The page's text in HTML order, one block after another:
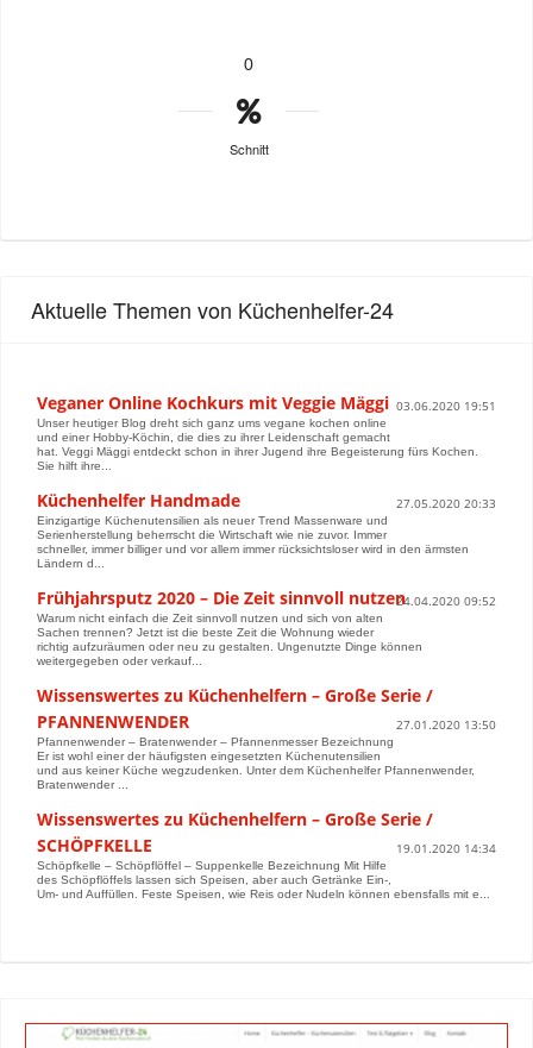
0
Schnitt
Aktuelle Themen von Küchenhelfer-24
Veganer Online Kochkurs mit Veggie Mäggi 03.06.2020 19:51
Unser heutiger Blog dreht sich ganz ums vegane kochen online
und einer Hobby-Köchin, die dies zu ihrer Leidenschaft gemacht
hat. Veggi Mäggi entdeckt schon in ihrer Jugend ihre Begeisterung fürs Kochen.
Sie hilft ihre...
Küchenhelfer Handmade 27.05.2020 20:33
Einzigartige Küchenutensilien als neuer Trend Massenware und
Serienherstellung beherrscht die Wirtschaft wie nie zuvor. Immer
schneller, immer billiger und vor allem immer rücksichtsloser wird in den ärmsten
Ländern d...
Frühjahrsputz 2020 – Die Zeit sinnvoll nutzen24.04.2020 09:52
Warum nicht einfach die Zeit sinnvoll nutzen und sich von alten
Sachen trennen? Jetzt ist die beste Zeit die Wohnung wieder
richtig aufzuräumen oder neu zu gestalten. Ungenutzte Dinge können
weitergegeben oder verkauf...
Wissenswertes zu Küchenhelfern – Große Serie /
PFANNENWENDER
27.01.2020 13:50
Pfannenwender – Bratenwender – Pfannenmesser Bezeichnung
Er ist wohl einer der häufigsten eingesetzten Küchenutensilien
und aus keiner Küche wegzudenken. Unter dem Küchenhelfer Pfannenwender,
Bratenwender ...
Wissenswertes zu Küchenhelfern – Große Serie /
SCHÖPFKELLE
19.01.2020 14:34
Schöpfkelle – Schöpflöffel – Suppenkelle Bezeichnung Mit Hilfe
des Schöpflöffels lassen sich Speisen, aber auch Getränke Ein-,
Um- und Auffüllen. Feste Speisen, wie Reis oder Nudeln können ebensfalls mit e...